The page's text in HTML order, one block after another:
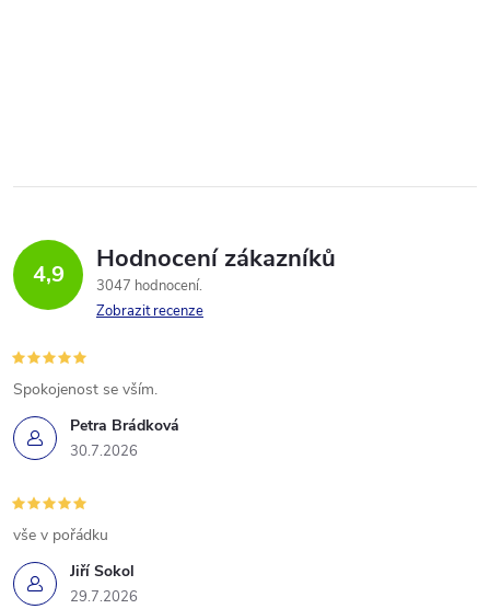
4,9 Hodnocení zákazníků
3047 hodnocení
Zobrazit recenze
Petra Brádková
30.7.2026
Spokojenost se vším.
Jiří Sokol
29.7.2026
vše v pořádku